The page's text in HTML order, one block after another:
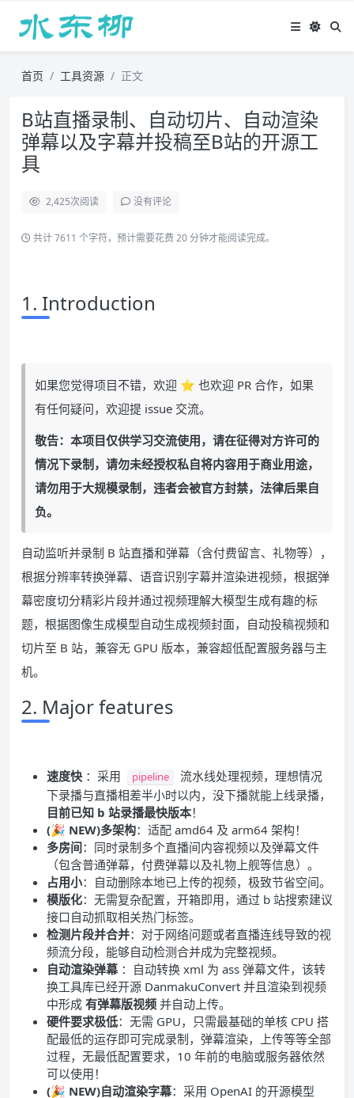
首页 工具资源 正文
B站直播录制、自动切片、自动渲染
弹幕以及字幕并投稿至B站的开源工
具
2,425次阅读 没有评论
共计 7611 个字符，预计需要花费 20 分钟才能阅读完成。
1. Introduction
如果您觉得项目不错，欢迎 ⭐ 也欢迎 PR 合作，如果
有任何疑问，欢迎提 issue 交流。
敬告：本项目仅供学习交流使用，请在征得对方许可的
情况下录制，请勿未经授权私自将内容用于商业用途，
请勿用于大规模录制，违者会被官方封禁，法律后果自
负。
自动监听并录制 B 站直播和弹幕（含付费留言、礼物等），
根据分辨率转换弹幕、语音识别字幕并渲染进视频，根据弹
幕密度切分精彩片段并通过视频理解大模型生成有趣的标
题，根据图像生成模型自动生成视频封面，自动投稿视频和
切片至 B 站，兼容无 GPU 版本，兼容超低配置服务器与主
机。
2. Major features
速度快 ：采用 pipeline
流水线处理视频，理想情况
下录播与直播相差半小时以内，没下播就能上线录播，
目前已知 b 站录播最快版本！
(🎉 NEW)多架构：适配 amd64 及 arm64 架构！
多房间：同时录制多个直播间内容视频以及弹幕文件
（包含普通弹幕，付费弹幕以及礼物上舰等信息）。
占用小：自动删除本地已上传的视频，极致节省空间。
模版化：无需复杂配置，开箱即用，通过 b 站搜索建议
接口自动抓取相关热门标签。
检测片段并合并：对于网络问题或者直播连线导致的视
频流分段，能够自动检测合并成为完整视频。
自动渲染弹幕 ：自动转换 xml 为 ass 弹幕文件，该转
换工具库已经开源 DanmakuConvert 并且渲染到视频
中形成 有弹幕版视频 并自动上传。
硬件要求极低：无需 GPU，只需最基础的单核 CPU 搭
配最低的运存即可完成录制，弹幕渲染，上传等等全部
过程，无最低配置要求，10 年前的电脑或服务器依然
可以使用！
(🎉 NEW)自动渲染字幕：采用 OpenAI 的开源模型